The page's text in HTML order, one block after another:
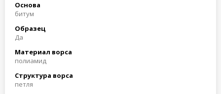
Основа
битум
Образец
Да
Материал ворса
полиамид
Структура ворса
петля